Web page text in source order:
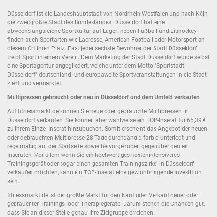
Düsseldorf ist die Landeshauptstadt von Nordrhein-Westfalen und nach Köln
die zweitgrößte Stadt des Bundeslandes. Düsseldorf hat eine
abwechslungsreiche Sportkultur auf Lager: neben Fußball und Eishockey
finden auch Sportarten wie Lacrosse, American Football oder Motorsport an
diesem Ort ihren Platz. Fast jeder sechste Bewohner der Stadt Düsseldorf
treibt Sport in einem Verein. Dem Marketing der Stadt Düsseldorf wurde selbst
eine Sportagentur angegliedert, welche unter dem Motto "Sportstadt
Düsseldorf" deutschland- und europaweite Sportveranstaltungen in die Stadt
zieht und vermarktet.
Multipressen gebraucht oder neu in Düsseldorf und dem Umfeld verkaufen
Auf fitnessmarkt.de können Sie neue oder gebrauchte Multipressen in
Düsseldorf verkaufen. Sie können aber wahlweise ein TOP-Inserat für 65,39 €
zu Ihrem Einzel-Inserat hinzubuchen. Somit erscheint das Angebot der neuen
oder gebrauchten Multipresse 28 Tage durchgängig farbig unterlegt und
regelmäßig auf der Startseite sowie hervorgehoben gegenüber den en
Inseraten. Vor allem wenn Sie ein hochwertiges kostenintensiveres
Trainingsgerät oder sogar einen gesamten Trainingszirkel in Düsseldorf
verkaufen möchten, kann ein TOP-Inserat eine gewinnbringende Investition
sein.
fitnessmarkt.de ist der größte Markt für den Kauf oder Verkauf neuer oder
gebrauchter Trainings- oder Therapiegeräte. Darum stehen die Chancen gut,
dass Sie an dieser Stelle genau Ihre Zielgruppe erreichen.